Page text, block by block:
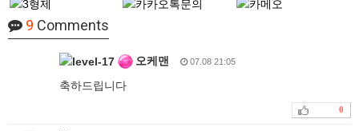
9 Comments
오케맨 07.08 21:05
축하드립니다
0